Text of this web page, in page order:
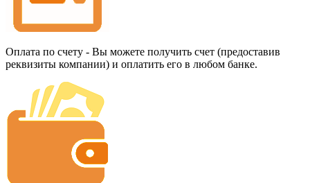
Оплата по счету - Вы можете получить счет (предоставив
реквизиты компании) и оплатить его в любом банке.